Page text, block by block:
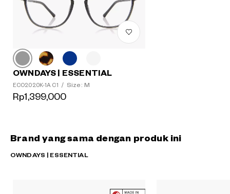
OWNDAYS | ESSENTIAL
ECO2020K-1A C1 / Size: M
Rp1,399,000
Brand yang sama dengan produk ini
OWNDAYS | ESSENTIAL